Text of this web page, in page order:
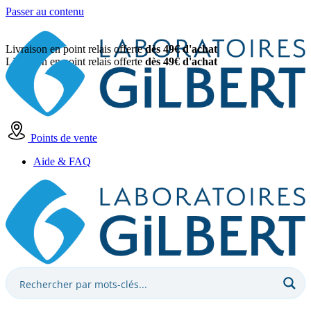
Passer au contenu
Livraison en point relais offertedès 49€ d'achat
Livraison en point relais offertedès 49€ d'achat
Points de vente
Aide & FAQ